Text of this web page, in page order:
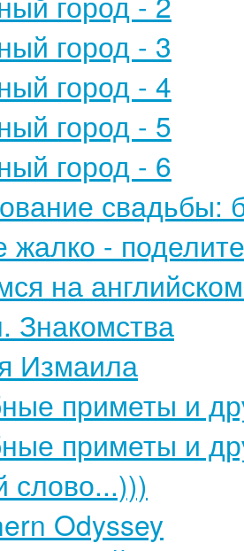
город - 3
город - 4
город - 5
город - 6
свадьбы:
жалко -
на
Знакомства
Измаила
приметы и
приметы и
слово...)))
Odyssey